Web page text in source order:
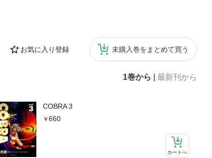
お気に入り登録 未購入巻をまとめて買う
1巻から 最新刊から
COBRA 3
660
カートへ